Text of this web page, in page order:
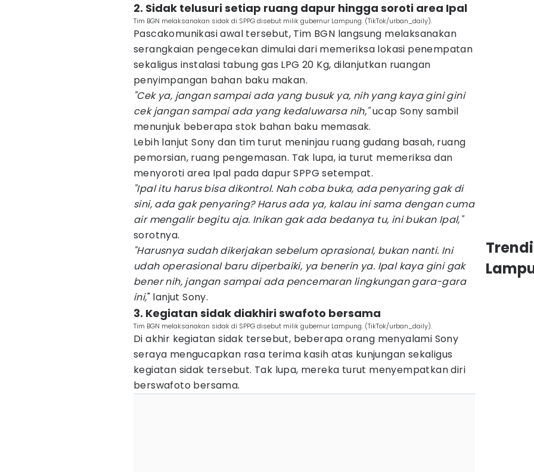
2. Sidak telusuri setiap ruang dapur hingga soroti area Ipal
Tim BGN melaksanakan sidak di SPPG disebut milik gubernur Lampung. (TikTok/urban_daily).
Pascakomunikasi awal tersebut, Tim BGN langsung melaksanakan
serangkaian pengecekan dimulai dari memeriksa lokasi penempatan
sekaligus instalasi tabung gas LPG 20 Kg, dilanjutkan ruangan
penyimpangan bahan baku makan.
"Cek ya, jangan sampai ada yang busuk ya, nih yang kaya gini gini
cek jangan sampai ada yang kedaluwarsa nih,"ucap Sony sambil
menunjuk beberapa stok bahan baku memasak.
Lebih lanjut Sony dan tim turut meninjau ruang gudang basah, ruang
pemorsian, ruang pengemasan. Tak lupa, ia turut memeriksa dan
menyoroti area Ipal pada dapur SPPG setempat.
"Ipal itu harus bisa dikontrol. Nah coba buka, ada penyaring gak di
sini, ada gak penyaring? Harus ada ya, kalau ini sama dengan cuma
air mengalir begitu aja. Inikan gak ada bedanya tu, ini bukan Ipal,"
sorotnya.
"Harusnya sudah dikerjakan sebelum oprasional, bukan nanti. Ini
udah operasional baru diperbaiki, ya benerin ya. Ipal kaya gini gak
bener nih, jangan sampai ada pencemaran lingkungan gara-gara
ini," lanjut Sony.
3. Kegiatan sidak diakhiri swafoto bersama
Tim BGN melaksanakan sidak di SPPG disebut milik gubernur Lampung. (TikTok/urban_daily).
Di akhir kegiatan sidak tersebut, beberapa orang menyalami Sony
seraya mengucapkan rasa terima kasih atas kunjungan sekaligus
kegiatan sidak tersebut. Tak lupa, mereka turut menyempatkan diri
berswafoto bersama.